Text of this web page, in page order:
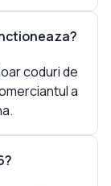
coduri de
a